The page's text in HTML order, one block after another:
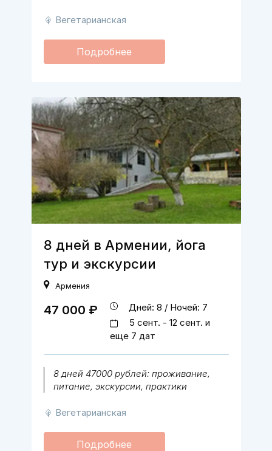
Вегетарианская
Подробнее
8 дней в Армении, йога
тур и экскурсии
Армения
8 дней 47000 рублей: проживание,
питание, экскурсии, практики
Вегетарианская
47 000 ₽
Дней: 8 / Ночей: 7
5 сент. - 12 сент. и
еще 7 дат
Подробнее